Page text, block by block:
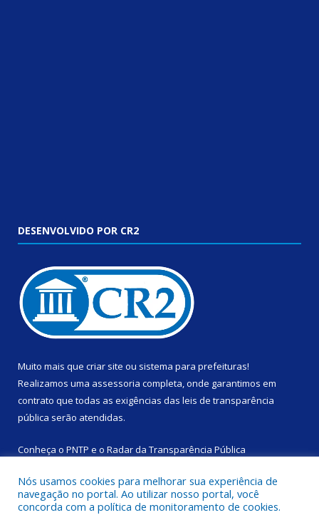
DESENVOLVIDO POR CR2
Muito mais que criar site ou sistema para prefeituras!
Realizamos uma assessoria completa, onde garantimos em
contrato que todas as exigências das leis de transparência
pública serão atendidas.
Conheça o PNTP e o Radar da Transparência Pública
Nós usamos cookies para melhorar sua experiência de
navegação no portal. Ao utilizar nosso portal, você
concorda com a política de monitoramento de cookies.